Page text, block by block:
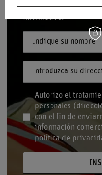
¡Mantente al día y
informativo!
Indique su nombre
Introduzca su
Autorizo el
personales
con el fin de
información
política de